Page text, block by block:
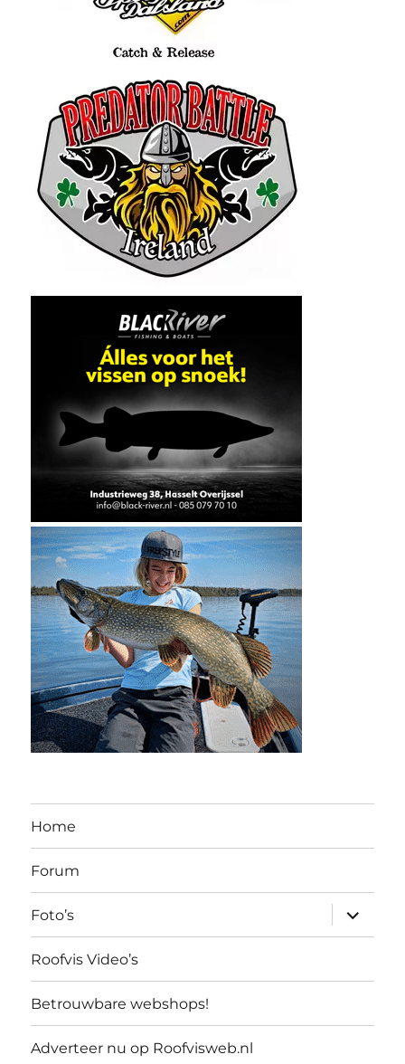
Home
Forum
Foto’s
Roofvis Video’s
Betrouwbare webshops!
Adverteer nu op Roofvisweb.nl